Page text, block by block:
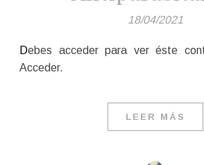
18/04/2021
Debes acceder para ver éste contenido. Por favor
Acceder.
LEER MÁS